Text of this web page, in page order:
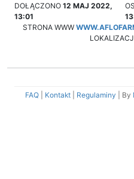
DOŁĄCZONO 12 MAJ 2022,
13:01
STRONA WWW
FAQ| Kontakt| Regulaminy | By